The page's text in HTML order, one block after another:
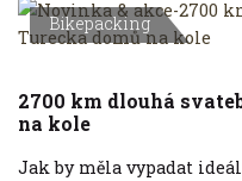
Bikepacking
2700 km dlouhá
na kole
Jak by měla vypadat